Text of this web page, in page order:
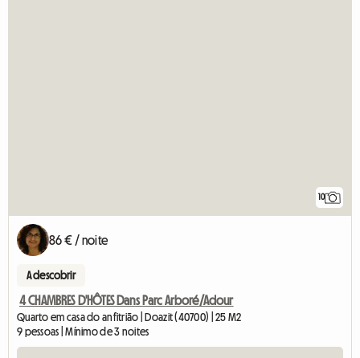
10
86 € / noite
A descobrir
4 CHAMBRES D'HÔTES Dans Parc Arboré/Adour
Quarto em casa do anfitrião | Doazit (40700) | 25 M2
9 pessoas | Mínimo de 3 noites